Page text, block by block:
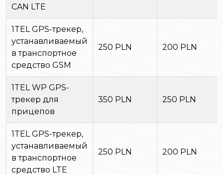
CAN LTE
1TEL GPS-трекер,
устанавливаемый
в транспортное
средство GSM
250 PLN 200 PLN
1TEL WP GPS-
трекер для
прицепов
350 PLN 250 PLN
1TEL GPS-трекер,
устанавливаемый
в транспортное
средство LTE
250 PLN 200 PLN